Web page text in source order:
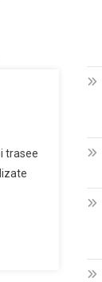
trasee